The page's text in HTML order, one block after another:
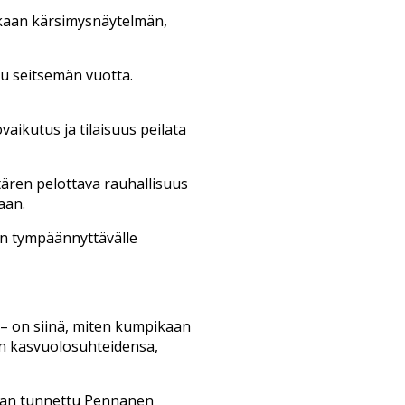
kärsimysnäytelmän,
seitsemän vuotta.
ja tilaisuus peilata
pelottava rauhallisuus
tympäännyttävälle
on siinä, miten kumpikaan
kasvuolosuhteidensa,
tunnettu Pennanen